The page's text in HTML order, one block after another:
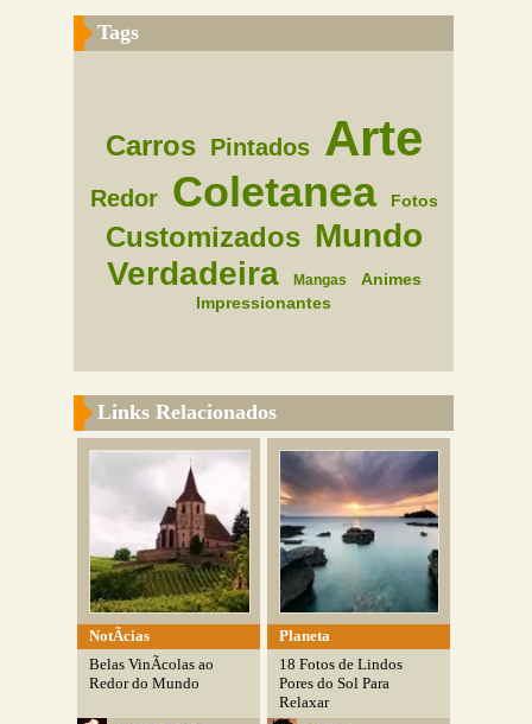
Tags
Carros Pintados Arte
Redor Coletanea Fotos
Customizados Mundo
Verdadeira
Mangas
Animes
Impressionantes
Links Relacionados
NotÃ­cias
Belas VinÃ­colas ao
Redor do Mundo
Planeta
18 Fotos de Lindos
Pores do Sol Para
Relaxar